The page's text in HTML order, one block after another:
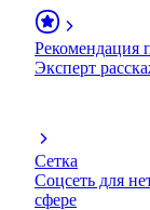
Рекомендация
Эксперт
Сетка
Соцсеть для
сфере